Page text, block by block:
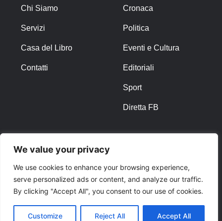
We value your privacy
We use cookies to enhance your browsing experience,
serve personalized ads or content, and analyze our traffic.
By clicking "Accept All", you consent to our use of cookies.
Customize Reject All Accept All
Chi Siamo
Servizi
Casa del Libro
Contatti
Cronaca
Politica
Eventi e Cultura
Editoriali
Sport
Diretta FB
Privacy Policy